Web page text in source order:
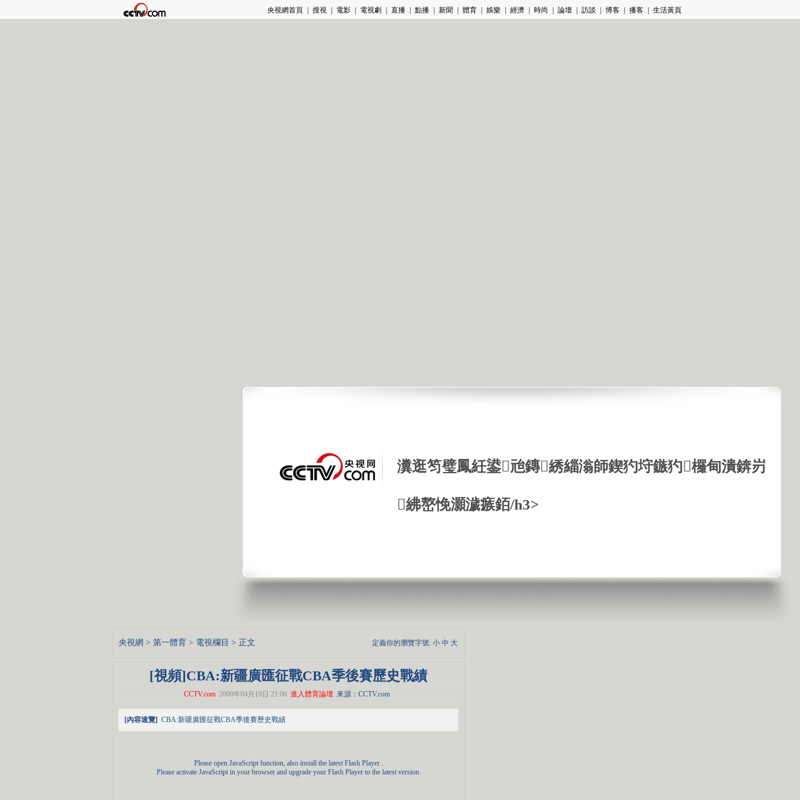
瀵逛笉璧鳳紝鍙兘鏄綉緇滃師鍥犳垨鏃犳欏甸潰錛岃
紼嶅悗灝濊瘯銆/h3>
央視網 > 第一體育 > 電視欄目 > 正文 定義你的瀏覽字號: 小 中 大
[視頻]CBA:新疆廣匯征戰CBA季後賽歷史戰績
CCTV.com 2009年04月19日 21:06 進入體育論壇來源：CCTV.com
[內容速覽] CBA:新疆廣匯征戰CBA季後賽歷史戰績
Please open JavaScript function, also install the latest Flash Player .
Please activate JavaScript in your browser and upgrade your Flash Player to the latest version.